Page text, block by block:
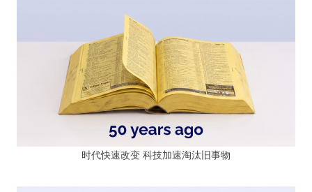
时代快速改变 科技加速淘汰旧事物